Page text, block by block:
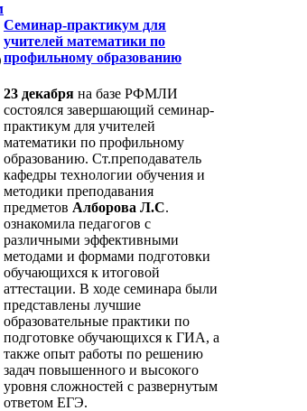
Семинар-практикум для
учителей математики по
профильному образованию
23 декабря на базе РФМЛИ
состоялся завершающий семинар-
практикум для учителей
математики по профильному
образованию. Ст.преподаватель
кафедры технологии обучения и
методики преподавания
предметов Алборова Л.С.
ознакомила педагогов с
различными эффективными
методами и формами подготовки
обучающихся к итоговой
аттестации. В ходе семинара были
представлены лучшие
образовательные практики по
подготовке обучающихся к ГИА, а
также опыт работы по решению
задач повышенного и высокого
уровня сложностей с развернутым
ответом ЕГЭ.